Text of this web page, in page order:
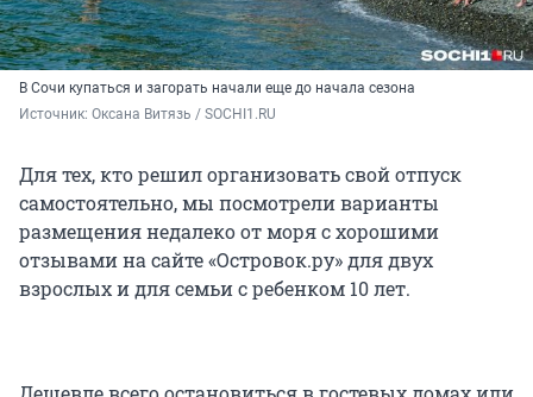
В Сочи купаться и загорать начали еще до начала сезона
Источник: Оксана Витязь / SOCHI1.RU
Для тех, кто решил организовать свой отпуск
самостоятельно, мы посмотрели варианты
размещения недалеко от моря с хорошими
отзывами на сайте «Островок.ру» для двух
взрослых и для семьи с ребенком 10 лет.